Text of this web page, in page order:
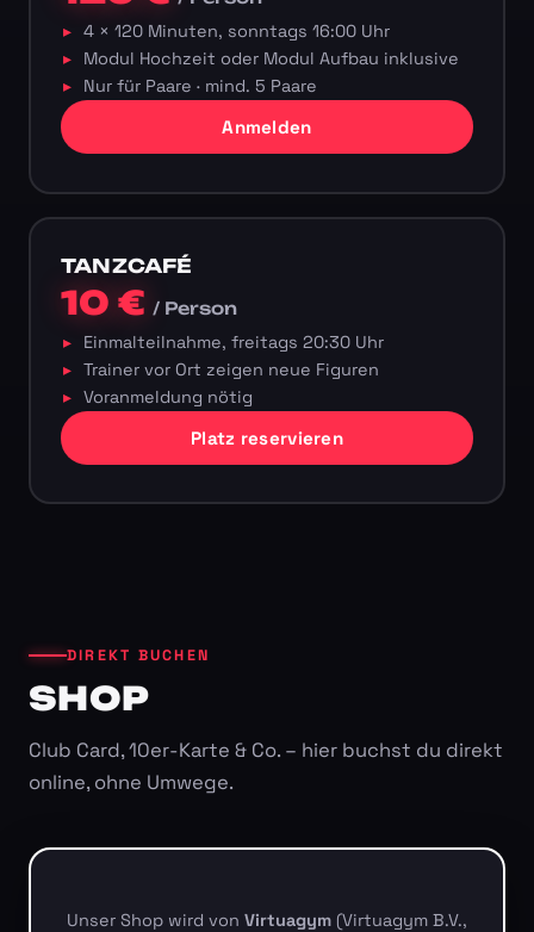
4 × 120 Minuten, sonntags 16:00 Uhr
Modul Hochzeit oder Modul Aufbau inklusive
Nur für Paare · mind. 5 Paare
Anmelden
TANZCAFÉ
10 €/ Person
Einmalteilnahme, freitags 20:30 Uhr
Trainer vor Ort zeigen neue Figuren
Voranmeldung nötig
Platz reservieren
DIREKT BUCHEN
SHOP
Club Card, 10er-Karte & Co. – hier buchst du direkt
online, ohne Umwege.
Unser Shop wird von Virtuagym (Virtuagym B.V.,